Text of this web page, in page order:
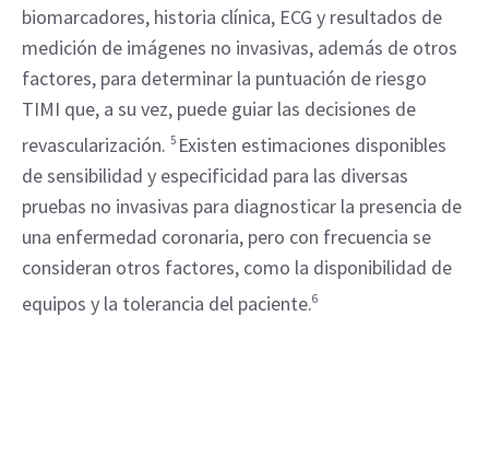
biomarcadores, historia clínica, ECG y resultados de
medición de imágenes no invasivas, además de otros
factores, para determinar la puntuación de riesgo
TIMI que, a su vez, puede guiar las decisiones de
revascularización. 5 Existen estimaciones disponibles
de sensibilidad y especificidad para las diversas
pruebas no invasivas para diagnosticar la presencia de
una enfermedad coronaria, pero con frecuencia se
consideran otros factores, como la disponibilidad de
equipos y la tolerancia del paciente.6